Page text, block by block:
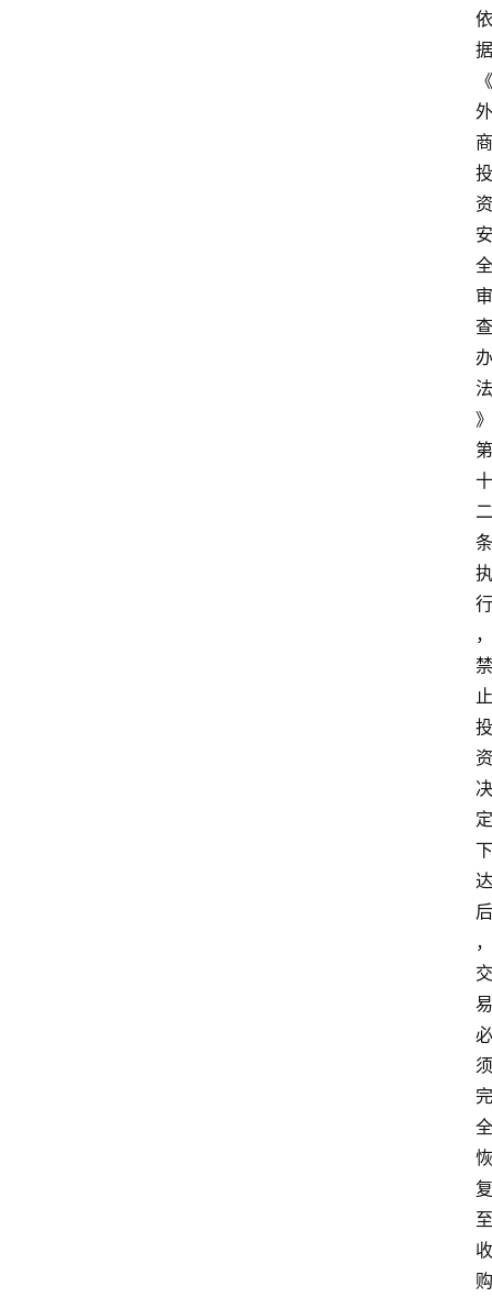
依
据
《
外
商
投
资
安
全
审
查
办
法
》
第
十
二
条
执
行
，
禁
止
投
资
决
定
下
达
后
，
交
易
必
须
完
全
恢
复
至
收
购